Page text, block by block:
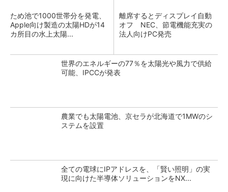
ため池で1000世帯分を発電、
Apple向け製造の太陽HDが14
カ所目の水上太陽...
離席するとディスプレイ自動
オフ NEC、節電機能充実の
法人向けPC発売
世界のエネルギーの77％を太陽光や風力で供給
可能、IPCCが発表
農業でも太陽電池、京セラが北海道で1MWのシ
ステムを設置
全ての電球にIPアドレスを、「賢い照明」の実
現に向けた半導体ソリューションをNX...